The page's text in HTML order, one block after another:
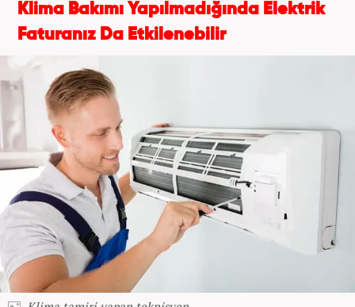
Klima Bakımı Yapılmadığında Elektrik
Faturanız Da Etkilenebilir